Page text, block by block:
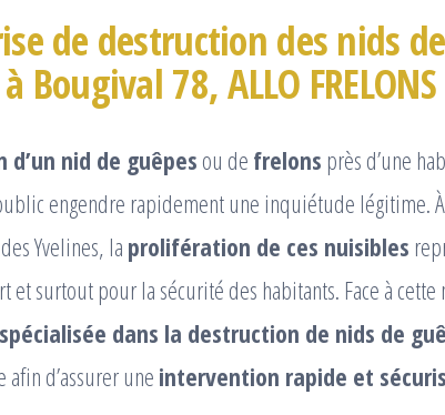
de destruction des nids
Bougival 78, ALLO FRELONS
d’un nid de guêpes ou de frelons près d’une
engendre rapidement une inquiétude légitime.
Yvelines, la prolifération de ces nuisibles
et surtout pour la sécurité des habitants. Face à
dans la destruction de nids de
d’assurer une intervention rapide et